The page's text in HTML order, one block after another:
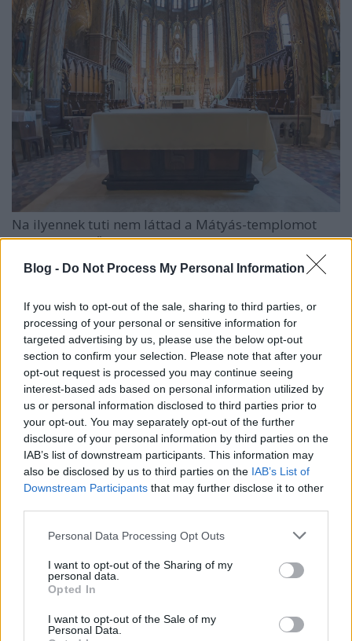
Blog - Do Not Process My Personal Information
If you wish to opt-out of the sale, sharing to third parties, or
processing of your personal or sensitive information for
targeted advertising by us, please use the below opt-out
section to confirm your selection. Please note that after your
opt-out request is processed you may continue seeing
interest-based ads based on personal information utilized by
us or personal information disclosed to third parties prior to
your opt-out. You may separately opt-out of the further
disclosure of your personal information by third parties on the
IAB’s list of downstream participants. This information may
also be disclosed by us to third parties on the IAB’s List of
Downstream Participants that may further disclose it to other
Please note that this website/app uses one or more Google
not limited to your visit or usage behaviour. You may click to
grant or deny consent to Google and its third-party tags to
use your data for below specified purposes in below Google
consent section.
Personal Data Processing Opt Outs
I want to opt-out of the Sharing of my
personal data.
Opted In
I want to opt-out of the Sale of my
Personal Data.
Na ilyennek tuti nem láttad a Mátyás-templomot
(kivéve, ha a főhajó közepére függesztettél egy földig
érő hintát és aztán mennyezettől ...
Csodálatos videó Buda fénykoráról.
3D-ben járható be Mátyás király
vára!